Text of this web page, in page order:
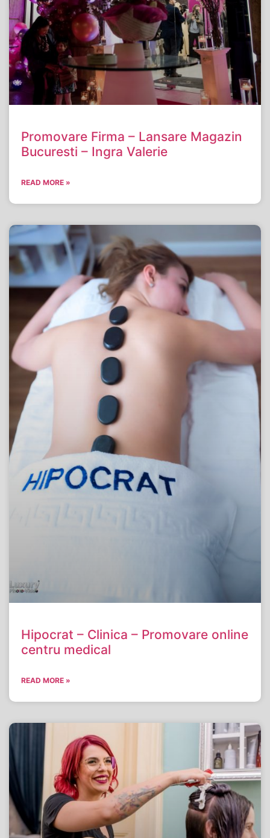
Promovare Firma – Lansare Magazin
Bucuresti – Ingra Valerie
READ MORE »
Hipocrat – Clinica – Promovare online
centru medical
READ MORE »